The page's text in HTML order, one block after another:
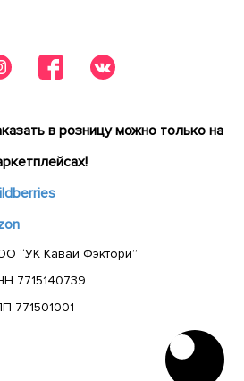
в розницу можно только на
“УК Каваи Фэктори”
7715140739
771501001